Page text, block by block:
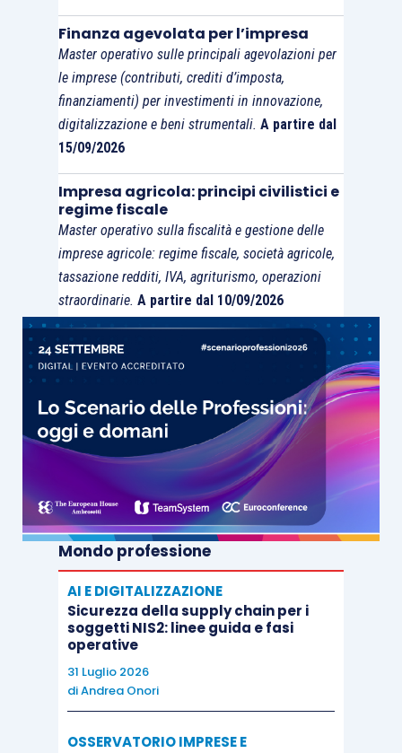
Finanza agevolata per l’impresa
Master operativo sulle principali agevolazioni per
le imprese (contributi, crediti d’imposta,
finanziamenti) per investimenti in innovazione,
digitalizzazione e beni strumentali. A partire dal
15/09/2026
Impresa agricola: principi civilistici e
regime fiscale
Master operativo sulla fiscalità e gestione delle
imprese agricole: regime fiscale, società agricole,
tassazione redditi, IVA, agriturismo, operazioni
straordinarie. A partire dal 10/09/2026
Mondo professione
AI E DIGITALIZZAZIONE
Sicurezza della supply chain per i
soggetti NIS2: linee guida e fasi
operative
31 Luglio 2026
diAndrea Onori
OSSERVATORIO IMPRESE E